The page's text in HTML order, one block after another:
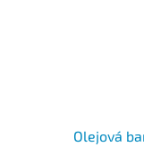
Olejová